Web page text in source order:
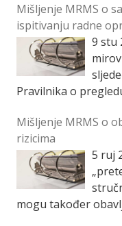
ovlaštenjima za […]
Mišljenje MRMS o
ispitivanju radne
odnosu na
održavanje
9 stu
Pravilnika o
smislu koja radna
Mišljenje MRMS o
rizicima
5 ruj
mogu također